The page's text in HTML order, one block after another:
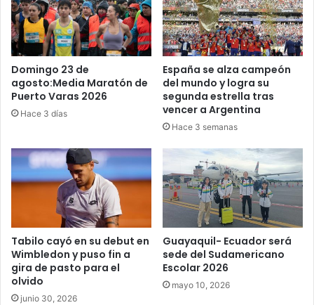
Domingo 23 de
agosto:Media Maratón de
Puerto Varas 2026
Hace 3 días
España se alza campeón
del mundo y logra su
segunda estrella tras
vencer a Argentina
Hace 3 semanas
Tabilo cayó en su debut en
Wimbledon y puso fin a
gira de pasto para el
olvido
junio 30, 2026
Guayaquil- Ecuador será
sede del Sudamericano
Escolar 2026
mayo 10, 2026